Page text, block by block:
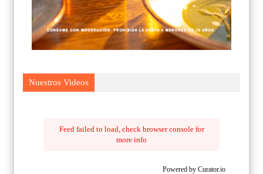
Nuestros Videos
Feed failed to load, check browser console for
more info
Powered by Curator.io